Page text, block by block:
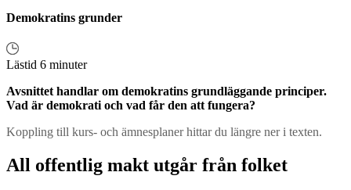
Demokratins grunder
Lästid 6 minuter
Avsnittet handlar om demokratins grundläggande principer.
Vad är demokrati och vad får den att fungera?
Koppling till kurs- och ämnesplaner hittar du längre ner i texten.
All offentlig makt utgår från folket